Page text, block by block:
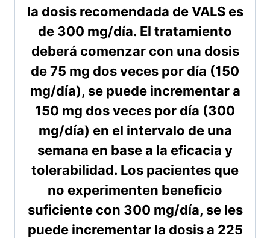
la dosis recomendada de VALS es
de 300 mg/día. El tratamiento
deberá comenzar con una dosis
de 75 mg dos veces por día (150
mg/día), se puede incrementar a
150 mg dos veces por día (300
mg/día) en el intervalo de una
semana en base a la eficacia y
tolerabilidad. Los pacientes que
no experimenten beneficio
suficiente con 300 mg/día, se les
puede incrementar la dosis a 225